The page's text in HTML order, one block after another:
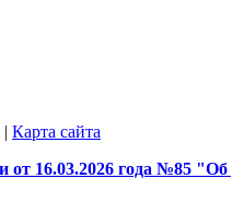
| Карта сайта
от 16.03.2026 года №85